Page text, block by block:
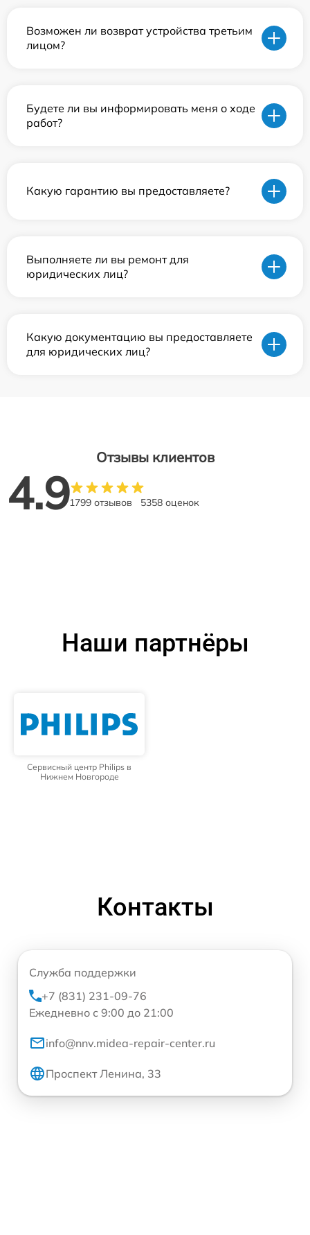
Возможен ли возврат устройства третьим
лицом?
Будете ли вы информировать меня о ходе
работ?
Какую гарантию вы предоставляете?
Выполняете ли вы ремонт для
юридических лиц?
Какую документацию вы предоставляете
для юридических лиц?
Отзывы клиентов
4.91799 отзывов 5358 оценок
Наши партнёры
Сервисный центр Philips в
Нижнем Новгороде
Контакты
Служба поддержки
+7 (831) 231-09-76
Ежедневно с 9:00 до 21:00
info@nnv.midea-repair-center.ru
Проспект Ленина, 33